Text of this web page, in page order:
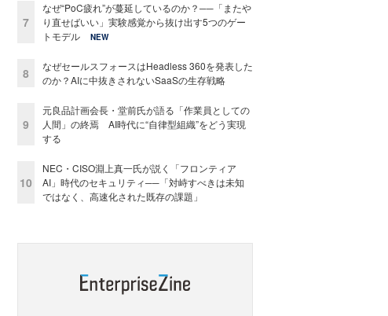
7
なぜ“PoC疲れ”が蔓延しているのか？──「またや
り直せばいい」実験感覚から抜け出す5つのゲー
トモデル
NEW
8
なぜセールスフォースはHeadless 360を発表した
のか？AIに中抜きされないSaaSの生存戦略
9
元良品計画会長・堂前氏が語る「作業員としての
人間」の終焉 AI時代に“自律型組織”をどう実現
する
10
NEC・CISO淵上真一氏が説く「フロンティア
AI」時代のセキュリティ──「対峙すべきは未知
ではなく、高速化された既存の課題」